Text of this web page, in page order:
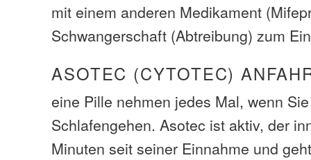
mit einem anderen Medikament
Schwangerschaft (Abtreibung) zum
ASOTEC (CYTOTEC)
eine Pille nehmen jedes Mal, wenn
Schlafengehen. Asotec ist aktiv, der
Minuten seit seiner Einnahme und